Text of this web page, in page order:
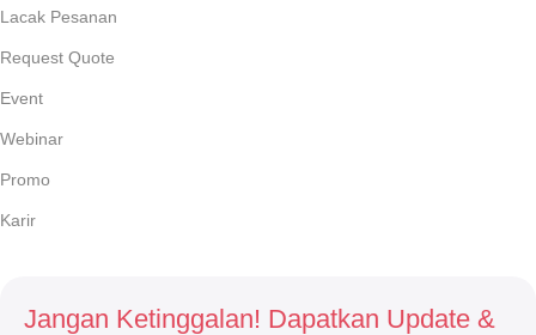
Lacak Pesanan
Request Quote
Event
Webinar
Promo
Karir
Jangan Ketinggalan! Dapatkan Update &